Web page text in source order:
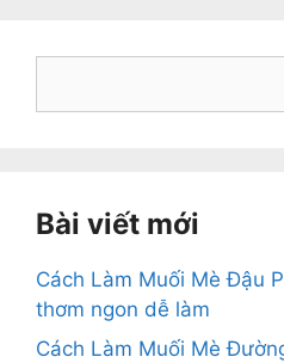
Bài viết mới
Cách Làm Muối Mè Đậu
thơm ngon dễ làm
Cách Làm Muối Mè